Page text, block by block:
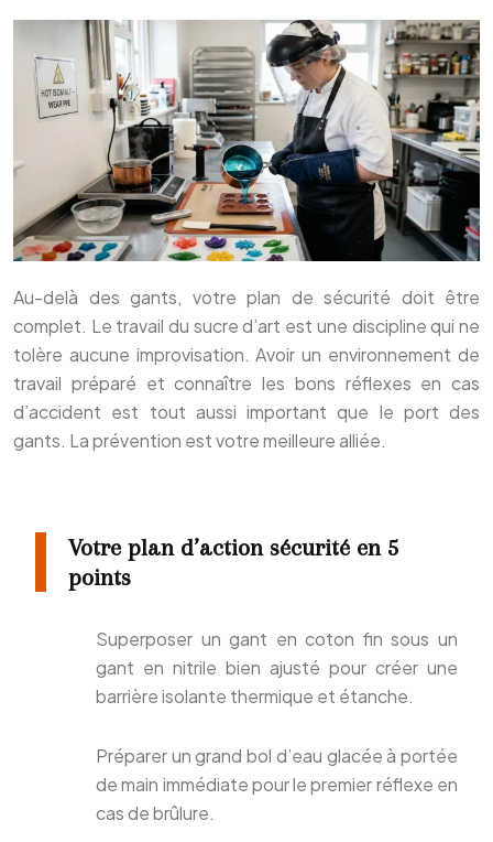
Au-delà des gants, votre plan de sécurité doit être
complet. Le travail du sucre d’art est une discipline qui ne
tolère aucune improvisation. Avoir un environnement de
travail préparé et connaître les bons réflexes en cas
d’accident est tout aussi important que le port des
gants. La prévention est votre meilleure alliée.
Votre plan d’action sécurité en 5
points
Superposer un gant en coton fin sous un
gant en nitrile bien ajusté pour créer une
barrière isolante thermique et étanche.
Préparer un grand bol d’eau glacée à portée
de main immédiate pour le premier réflexe en
cas de brûlure.